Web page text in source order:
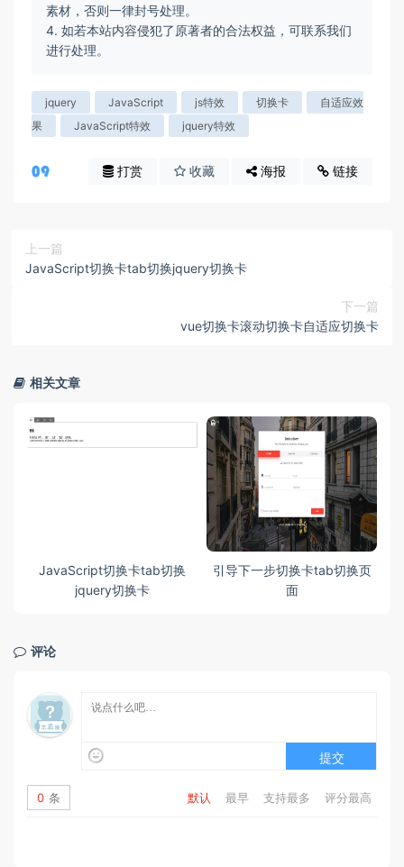
素材，否则一律封号处理。
4. 如若本站内容侵犯了原著者的合法权益，可联系我们
进行处理。
jquery JavaScript js特效 切换卡
自适应效
果
JavaScript特效 jquery特效
打赏 收藏 海报 链接
上一篇
JavaScript切换卡tab切换jquery切换卡
下一篇
vue切换卡滚动切换卡自适应切换卡
相关文章
JavaScript切换卡tab切换
jquery切换卡
引导下一步切换卡tab切换页
面
评论
提交
默认 最早 支持最多 评分最高
0 条